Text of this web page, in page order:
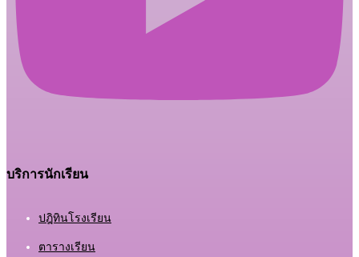
บริการนักเรียน
ปฎิทินโรงเรียน
ตารางเรียน